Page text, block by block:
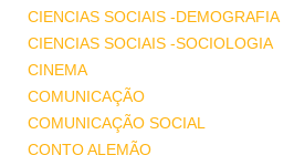
CIENCIAS SOCIAIS -DEMOGRAFIA
CIENCIAS SOCIAIS -SOCIOLOGIA
CINEMA
COMUNICAÇÃO
COMUNICAÇÃO SOCIAL
CONTO ALEMÃO